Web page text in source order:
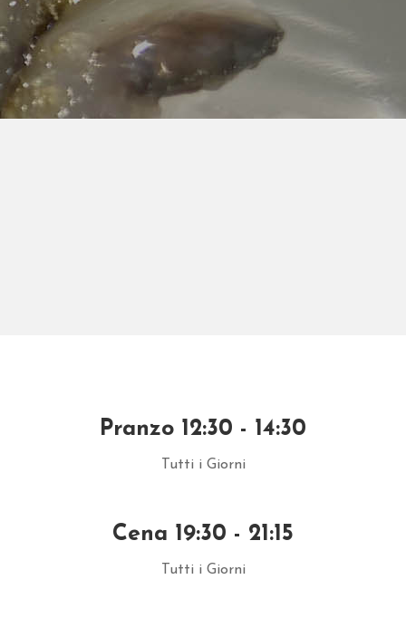
Pranzo 12:30 - 14:30
Tutti i Giorni
Cena 19:30 - 21:15
Tutti i Giorni